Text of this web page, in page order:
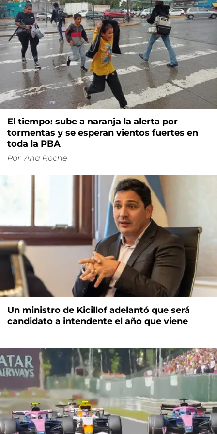
El tiempo: sube a naranja la alerta por
tormentas y se esperan vientos fuertes en
toda la PBA
Por Ana Roche
Un ministro de Kicillof adelantó que será
candidato a intendente el año que viene